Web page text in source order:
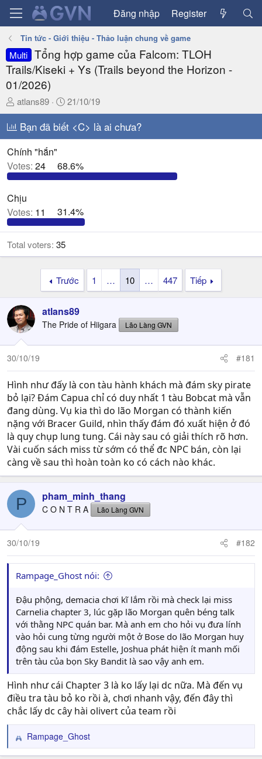
Đăng nhập Register
Tin tức - Giới thiệu - Thảo luận chung về game
Multi Tổng hợp game của Falcom: TLOH
Trails/Kiseki + Ys (Trails beyond the Horizon -
01/2026)
T
h
e
a
d
s
a
r
t
e
r
atlans89
N
g
à
y
ử
i
21/10/19
Bạn đã biết <C> là ai chưa?
Chính "hắn"
Votes: 24 68.6%
Chịu
Votes: 11 31.4%
Total voters 35
Trước 1 … 10 … 447 Tiếp
atlans89
The Pride of Hiigara Lão Làng GVN
30/10/19 #181
Hình như đấy là con tàu hành khách mà đám sky pirate
bỏ lại? Đám Capua chỉ có duy nhất 1 tàu Bobcat mà vẫn
đang dùng. Vụ kia thì do lão Morgan có thành kiến
nặng với Bracer Guild, nhìn thấy đám đó xuất hiện ở đó
là quy chụp lung tung. Cái này sau có giải thích rõ hơn.
Vài cuốn sách miss từ sớm có thể đc NPC bán, còn lại
càng về sau thì hoàn toàn ko có cách nào khác.
P pham_minh_thang
C O N T R A Lão Làng GVN
30/10/19 #182
Rampage_Ghost nói:
Đậu phộng, demacia chơi kĩ lắm rồi mà check lại miss
Carnelia chapter 3, lúc gặp lão Morgan quên béng talk
với thằng NPC quán bar. Mà anh em cho hỏi vụ đưa lính
vào hỏi cung từng người một ở Bose do lão Morgan huy
động sau khi đám Estelle, Joshua phát hiện ít manh mối
trên tàu của bọn Sky Bandit là sao vậy anh em.
Hình như cái Chapter 3 là ko lấy lại dc nữa. Mà đến vụ
điều tra tàu bỏ ko rồi à, chơi nhanh vậy, đến đây thì
chắc lấy dc cây hài olivert của team rồi
R
e
Rampage_Ghost